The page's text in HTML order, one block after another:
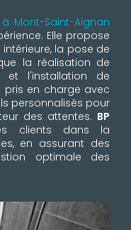
Mont-Saint-Aignan
Elle propose
la pose de
la réalisation de
l'installation de
pris en charge avec
personnalisés pour
des attentes. BP
clients dans la
en assurant des
optimale des